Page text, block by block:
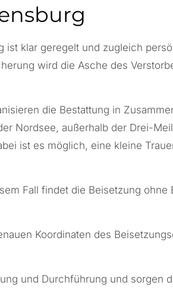
ist klar geregelt und zugleich
wird die Asche des
die Bestattung in
Nordsee, außerhalb der Drei-
ist es möglich, eine kleine
Fall findet die Beisetzung
Koordinaten des
und Durchführung und sorgen